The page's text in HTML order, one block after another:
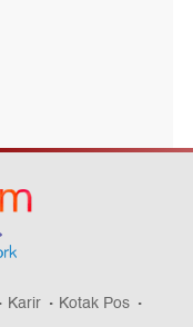
Karir
Kotak Pos